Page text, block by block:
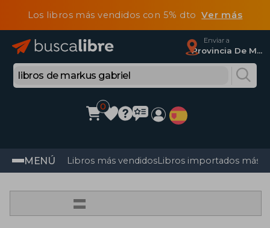
Los libros más vendidos con 5% dtoVer más
Enviar a
Provincia De Madrid
0
MENÚ Libros más vendidosLibros importados más
=